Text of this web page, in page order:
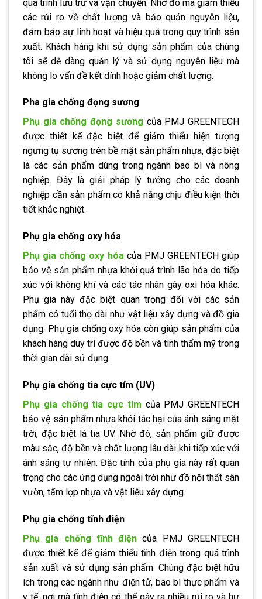
quá trình lưu trữ và vận chuyển. Nhờ đó mà giảm thiểu
các rủi ro về chất lượng và bảo quản nguyên liệu,
đảm bảo sự linh hoạt và hiệu quả trong quy trình sản
xuất. Khách hàng khi sử dụng sản phẩm của chúng
tôi sẽ dễ dàng quản lý và sử dụng nguyên liệu mà
không lo vấn đề kết dính hoặc giảm chất lượng.
Pha gia chống đọng sương
Phụ gia chống đọng sương của PMJ GREENTECH
được thiết kế đặc biệt để giảm thiểu hiện tượng
ngưng tụ sương trên bề mặt sản phẩm nhựa, đặc biệt
là các sản phẩm dùng trong ngành bao bì và nông
nghiệp. Đây là giải pháp lý tưởng cho các doanh
nghiệp cần sản phẩm có khả năng chịu điều kiện thời
tiết khắc nghiệt.
Phụ gia chống oxy hóa
Phụ gia chống oxy hóacủa PMJ GREENTECH giúp
bảo vệ sản phẩm nhựa khỏi quá trình lão hóa do tiếp
xúc với không khí và các tác nhân gây oxi hóa khác.
Phụ gia này đặc biệt quan trọng đối với các sản
phẩm có tuổi thọ dài như vật liệu xây dựng và đồ gia
dụng. Phụ gia chống oxy hóa còn giúp sản phẩm của
khách hàng duy trì được độ bền và tính thẩm mỹ trong
thời gian dài sử dụng.
Phụ gia chống tia cực tím (UV)
Phụ gia chống tia cực tím của PMJ GREENTECH
bảo vệ sản phẩm nhựa khỏi tác hại của ánh sáng mặt
trời, đặc biệt là tia UV. Nhờ đó, sản phẩm giữ được
màu sắc, độ bền và chất lượng lâu dài khi tiếp xúc với
ánh sáng tự nhiên. Đặc tính của phụ gia này rất quan
trọng cho các ứng dụng ngoài trời như đồ nội thất sân
vườn, tấm lợp nhựa và vật liệu xây dựng.
Phụ gia chống tĩnh điện
Phụ gia chống tĩnh điện của PMJ GREENTECH
được thiết kế để giảm thiểu tĩnh điện trong quá trình
sản xuất và sử dụng sản phẩm. Chúng đặc biệt hữu
ích trong các ngành như điện tử, bao bì thực phẩm và